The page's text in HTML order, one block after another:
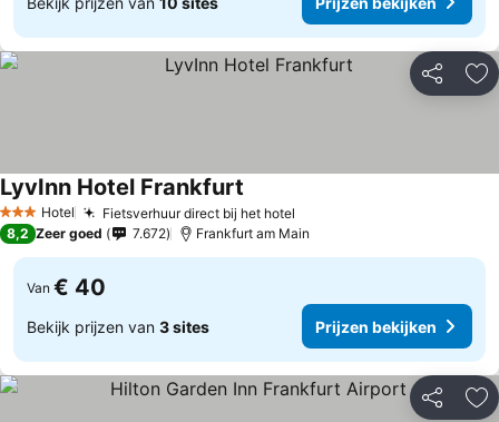
Delen
3 SterrenHotel Fietsverhuur direct bij het hotel
LyvInn Hotel Frankfurt
8,2 Zeer goed 7.672 Frankfurt am Main
Van € 40
Bekijk prijzen van 3 sites Prijzen bekijken
Delen